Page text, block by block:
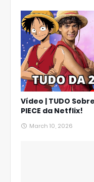
Vídeo | TUDO
PIECE da Netflix!
March 10, 2026